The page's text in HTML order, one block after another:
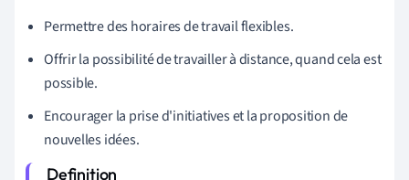
Permettre des horaires de travail flexibles.
Offrir la possibilité de travailler à distance, quand cela est
possible.
Encourager la prise d'initiatives et la proposition de
nouvelles idées.